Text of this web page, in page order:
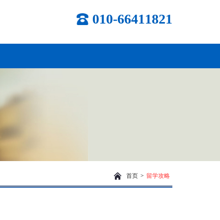
010-66411821
首页 > 留学攻略